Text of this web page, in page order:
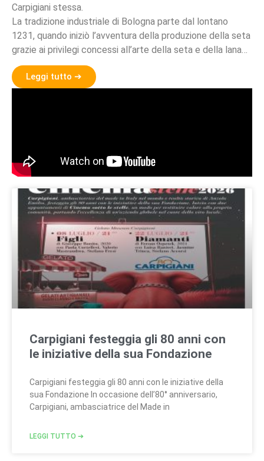
Carpigiani stessa.
La tradizione industriale di Bologna parte dal lontano
1231, quando iniziò l’avventura della produzione della seta
grazie ai privilegi concessi all’arte della seta e della lana…
Leggi tutto ➔
Carpigiani festeggia gli 80 anni con
le iniziative della sua Fondazione
Carpigiani festeggia gli 80 anni con le iniziative della
sua Fondazione In occasione dell’80° anniversario,
Carpigiani, ambasciatrice del Made in
LEGGI TUTTO ➔